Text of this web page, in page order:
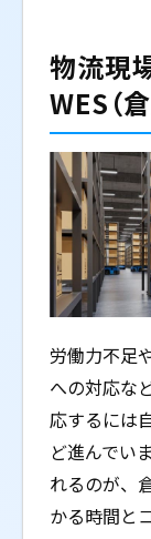
物流現
WES（
労働力不足
への対応な
応するには
ど進んでい
れるのが、
かる時間と